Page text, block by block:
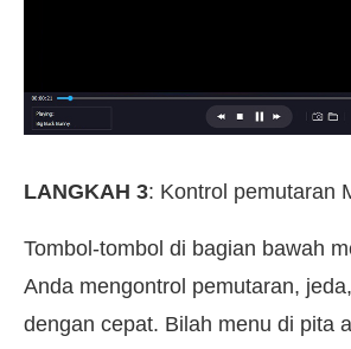
LANGKAH 3: Kontrol pemutaran
Tombol-tombol di bagian bawah
Anda mengontrol pemutaran,
dengan cepat. Bilah menu di pita